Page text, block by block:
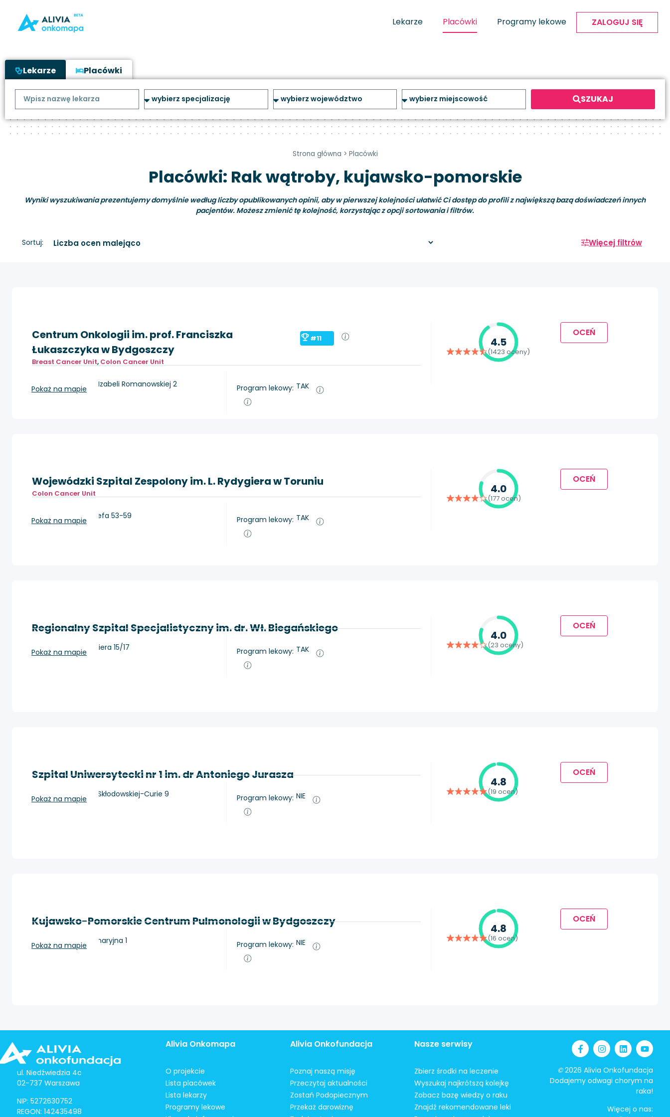
Lekarze Placówki Programy lekowe ZALOGUJ SIĘ
Lekarze Placówki
SZUKAJ
Strona główna > Placówki
Placówki: Rak wątroby, kujawsko-pomorskie
Wyniki wyszukiwania prezentujemy domyślnie według liczby opublikowanych opinii, aby w pierwszej kolejności ułatwić Ci dostęp do profili z największą bazą doświadczeń innych
pacjentów. Możesz zmienić tę kolejność, korzystając z opcji sortowania i filtrów.
Sortuj: Więcej filtrów
Centrum Onkologii im. prof. Franciszka
Łukaszczyka w Bydgoszczy
#11
Breast Cancer Unit, Colon Cancer Unit
Bydgoszcz, ul. dr Izabeli Romanowskiej 2
Pokaż na mapie Program lekowy: TAK
4.5
(1423 oceny)
OCEŃ
Wojewódzki Szpital Zespolony im. L. Rydygiera w Toruniu
Colon Cancer Unit
Toruń, ul. św. Józefa 53-59
Pokaż na mapie Program lekowy: TAK
4.0
(177 ocen)
OCEŃ
Regionalny Szpital Specjalistyczny im. dr. Wł. Biegańskiego
Grudziądz, Rydygiera 15/17
Pokaż na mapie Program lekowy: TAK
4.0
(23 oceny)
OCEŃ
Szpital Uniwersytecki nr 1 im. dr Antoniego Jurasza
Bydgoszcz, Marii Skłodowskiej-Curie 9
Pokaż na mapie Program lekowy: NIE
4.8
(19 ocen)
OCEŃ
Kujawsko-Pomorskie Centrum Pulmonologii w Bydgoszczy
Bydgoszcz, Seminaryjna 1
Pokaż na mapie Program lekowy: NIE
4.8
(16 ocen)
OCEŃ
ul. Niedźwiedzia 4c
02-737 Warszawa
NIP: 5272630752
REGON: 142435498
Alivia Onkomapa
O projekcie
Lista placówek
Lista lekarzy
Programy lekowe
Alivia Onkofundacja
Poznaj naszą misję
Przeczytaj aktualności
Zostań Podopiecznym
Przekaż darowiznę
Nasze serwisy
Zbierz środki na leczenie
Wyszukaj najkrótszą kolejkę
Zobacz bazę wiedzy o raku
Znajdź rekomendowane leki
©2026 Alivia Onkofundacja
Dodajemy odwagi chorym na
raka!
Więcej o nas: